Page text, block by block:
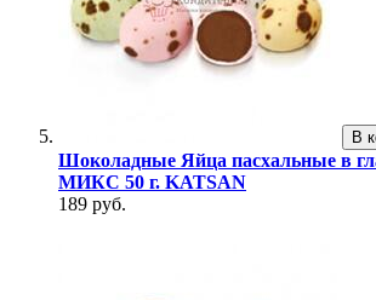
В
Шоколадные Яйца пасхальные в
МИКС 50 г. KATSAN
189 руб.